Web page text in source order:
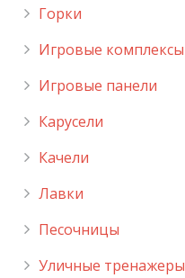
Горки
Игровые комплексы
Игровые панели
Карусели
Качели
Лавки
Песочницы
Уличные тренажеры